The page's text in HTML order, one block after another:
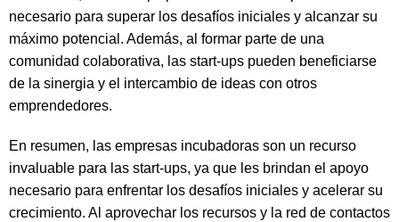
necesario para superar los desafíos iniciales y alcanzar su
máximo potencial. Además, al formar parte de una
comunidad colaborativa, las start-ups pueden beneficiarse
de la sinergia y el intercambio de ideas con otros
emprendedores.
En resumen, las empresas incubadoras son un recurso
invaluable para las start-ups, ya que les brindan el apoyo
necesario para enfrentar los desafíos iniciales y acelerar su
crecimiento. Al aprovechar los recursos y la red de contactos